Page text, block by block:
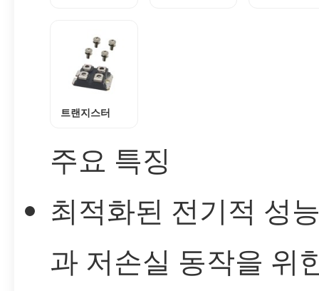
트랜지스터
주요 특징
최적화된 전기적 성
과 저손실 동작을 위